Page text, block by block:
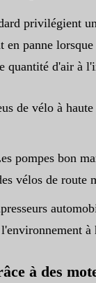
privilégient
en panne
quantité d'air à
de vélo à
pompes bon
vélos de route
à des